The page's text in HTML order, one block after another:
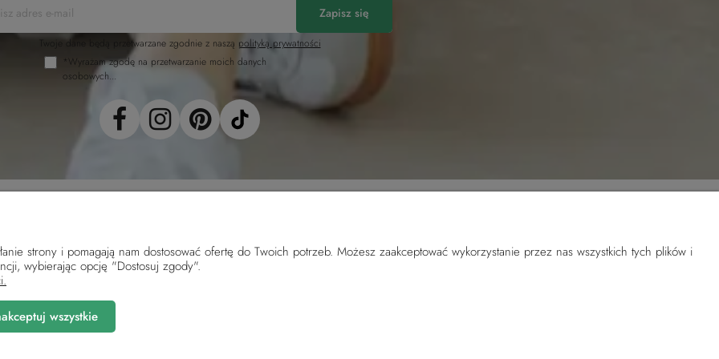
Zapisz się
Twoje dane będą przetwarzane zgodnie z naszą polityką prywatności
*Wyrażam zgodę na przetwarzanie moich danych
osobowych...
Płatności i dostawa
Sposoby i koszty wysyłki
Czas realizacji zamówienia
Informacje
O nas
strony i pomagają nam dostosować ofertę do Twoich potrzeb. Możesz zaakceptować wykorzystanie przez nas wszystkich tych plików i
wybierając opcję "Dostosuj zgody".
wszystkie